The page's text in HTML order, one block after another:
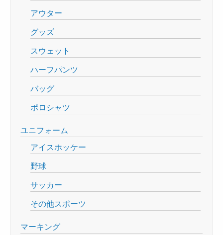
アウター
グッズ
スウェット
ハーフパンツ
バッグ
ポロシャツ
ユニフォーム
アイスホッケー
野球
サッカー
その他スポーツ
マーキング